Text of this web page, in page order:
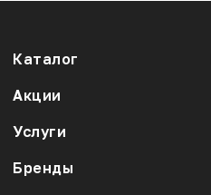
Каталог
Акции
Услуги
Бренды